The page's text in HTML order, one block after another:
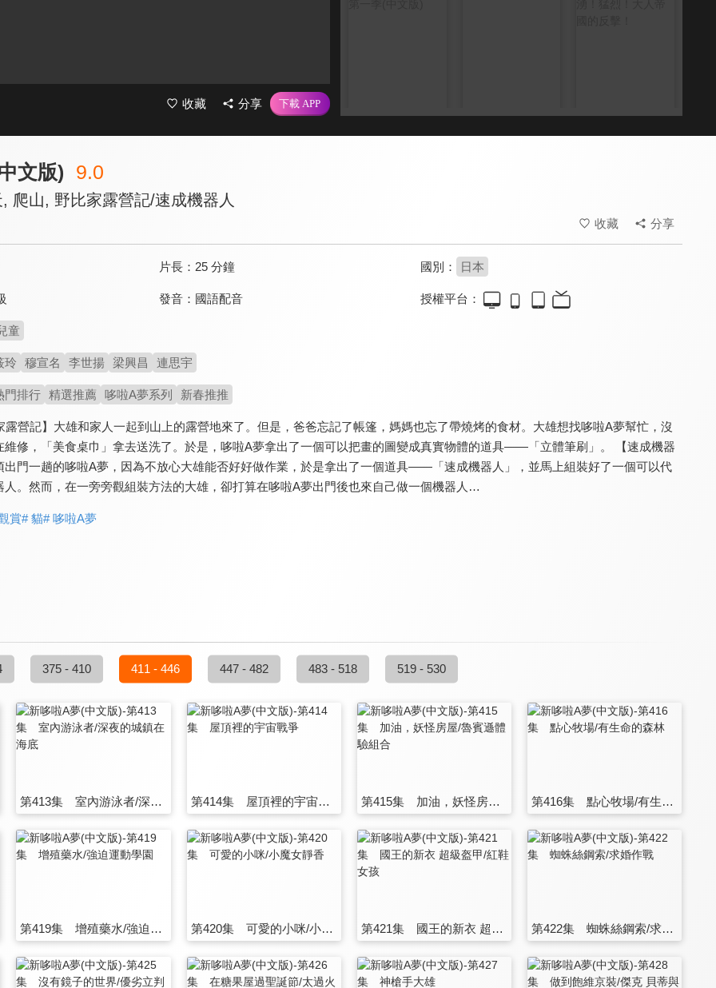
收藏 分享
文版) 9.0
山, 野比家露營記/速成機器人
收藏 分享
片長： 25 分鐘 國別： 日本
發音： 國語配音 授權平台：
童
玲 穆宣名 李世揚 梁興昌 連思宇
門排行 精選推薦 哆啦A夢系列 新春推推
露營記】大雄和家人一起到山上的露營地來了。但是，爸爸忘記了帳篷，媽媽也忘了帶燒烤的食材。大雄想找哆啦A夢幫忙，沒
維修，「美食桌巾」拿去送洗了。於是，哆啦A夢拿出了一個可以把畫的圖變成真實物體的道具——「立體筆刷」。 【速成機器
出門一趟的哆啦A夢，因為不放心大雄能否好好做作業，於是拿出了一個道具——「速成機器人」，並馬上組裝好了一個可以代
人。然而，在一旁旁觀組裝方法的大雄，卻打算在哆啦A夢出門後也來自己做一個機器人…
賞# 貓# 哆啦A夢
375 - 410 411 - 446 447 - 482 483 - 518 519 - 530
第413集 室內游泳者/深夜的城鎮在海底 第414集 屋頂裡的宇宙戰爭 第415集 加油，妖怪房屋/魯賓遜體驗組合 第416集 點心牧場/有生命的森林
第419集 增殖藥水/強迫運動學園 第420集 可愛的小咪/小魔女靜香 第421集 國王的新衣 超級盔甲/紅鞋女孩 第422集 蜘蛛絲鋼索/求婚作戰